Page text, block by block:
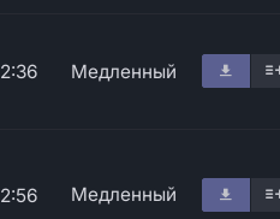
2:36 Медленный
2:56 Медленный